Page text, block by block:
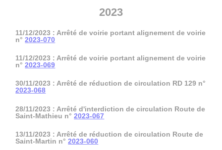
2023
11/12/2023 : Arrêté de voirie portant alignement de voirie
n°2023-070
11/12/2023 : Arrêté de voirie portant alignement de voirie
n°2023-069
30/11/2023 : Arrêté de réduction de circulation RD 129 n°
2023-068
28/11/2023 : Arrêté d'interdiction de circulation Route de
Saint-Mathieu n°2023-067
13/11/2023 : Arrêté de réduction de circulation Route de
Saint-Martin n°2023-060